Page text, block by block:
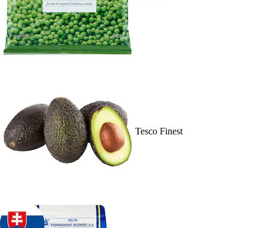
Tesco Finest